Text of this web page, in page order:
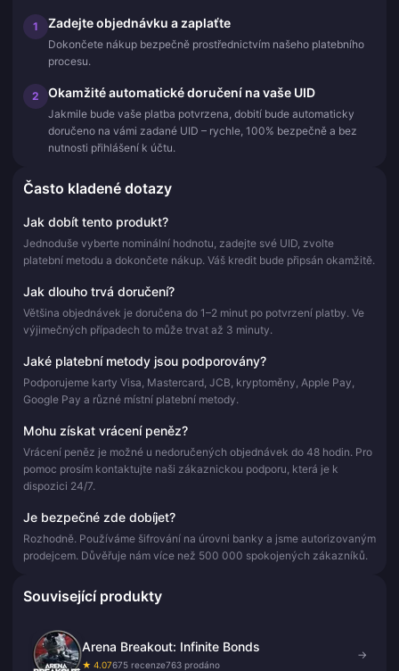
1 Zadejte objednávku a zaplaťte
Dokončete nákup bezpečně prostřednictvím našeho platebního
procesu.
2 Okamžité automatické doručení na vaše UID
Jakmile bude vaše platba potvrzena, dobití bude automaticky
doručeno na vámi zadané UID – rychle, 100% bezpečně a bez
nutnosti přihlášení k účtu.
Často kladené dotazy
Jak dobít tento produkt?
Jednoduše vyberte nominální hodnotu, zadejte své UID, zvolte
platební metodu a dokončete nákup. Váš kredit bude připsán okamžitě.
Jak dlouho trvá doručení?
Většina objednávek je doručena do 1–2 minut po potvrzení platby. Ve
výjimečných případech to může trvat až 3 minuty.
Jaké platební metody jsou podporovány?
Podporujeme karty Visa, Mastercard, JCB, kryptoměny, Apple Pay,
Google Pay a různé místní platební metody.
Mohu získat vrácení peněz?
Vrácení peněz je možné u nedoručených objednávek do 48 hodin. Pro
pomoc prosím kontaktujte naši zákaznickou podporu, která je k
dispozici 24/7.
Je bezpečné zde dobíjet?
Rozhodně. Používáme šifrování na úrovni banky a jsme autorizovaným
prodejcem. Důvěřuje nám více než 500 000 spokojených zákazníků.
Související produkty
Arena Breakout: Infinite Bonds
★ 4.07675 recenze763 prodáno
→